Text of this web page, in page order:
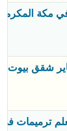
بيوت منازل
في جدة